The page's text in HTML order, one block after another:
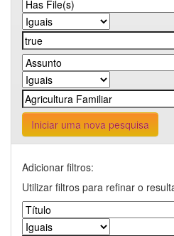
Iniciar uma nova pesquisa
Adicionar filtros:
Utilizar filtros para refinar o